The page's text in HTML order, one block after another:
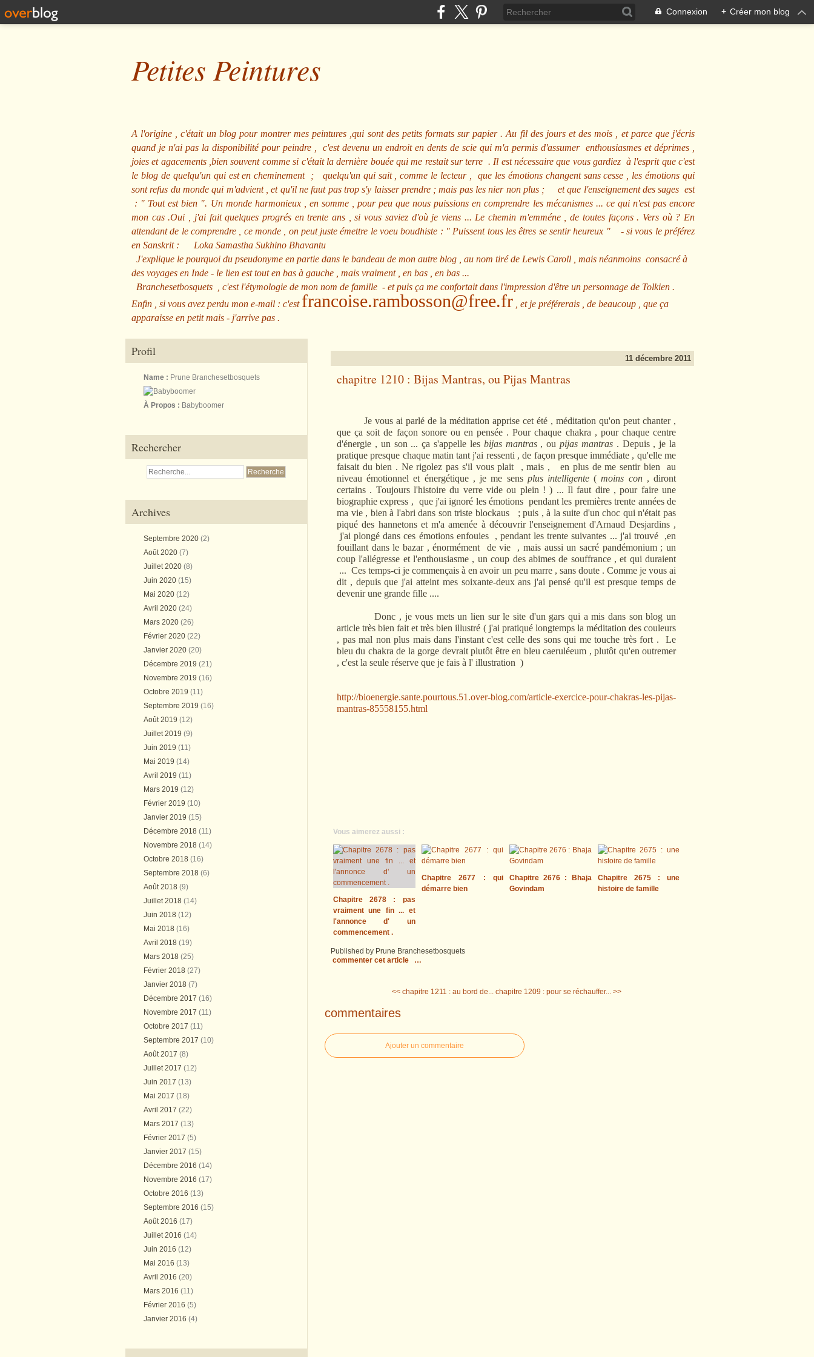
Connexion + Créer mon blog
Petites Peintures
A l'origine , c'était un blog pour montrer mes peintures ,qui sont des petits formats sur papier . Au fil des jours et des mois , et parce que j'écris
quand je n'ai pas la disponibilité pour peindre , c'est devenu un endroit en dents de scie qui m'a permis d'assumer enthousiasmes et déprimes ,
joies et agacements ,bien souvent comme si c'était la dernière bouée qui me restait sur terre . Il est nécessaire que vous gardiez à l'esprit que c'est
le blog de quelqu'un qui est en cheminement ; quelqu'un qui sait , comme le lecteur , que les émotions changent sans cesse , les émotions qui
sont refus du monde qui m'advient , et qu'il ne faut pas trop s'y laisser prendre ; mais pas les nier non plus ; et que l'enseignement des sages est
: " Tout est bien ". Un monde harmonieux , en somme , pour peu que nous puissions en comprendre les mécanismes ... ce qui n'est pas encore
mon cas .Oui , j'ai fait quelques progrés en trente ans , si vous saviez d'où je viens ... Le chemin m'emméne , de toutes façons . Vers où ? En
attendant de le comprendre , ce monde , on peut juste émettre le voeu boudhiste : " Puissent tous les êtres se sentir heureux " - si vous le préférez
en Sanskrit : Loka Samastha Sukhino Bhavantu
J'explique le pourquoi du pseudonyme en partie dans le bandeau de mon autre blog , au nom tiré de Lewis Caroll , mais néanmoins consacré à
des voyages en Inde - le lien est tout en bas à gauche , mais vraiment , en bas , en bas ...
Branchesetbosquets
, c'est l'étymologie de mon nom de famille - et puis ça me confortait dans l'impression d'être un personnage de Tolkien .
Enfin , si vous avez perdu mon e-mail : c'est francoise.rambosson@free.fr , et je préférerais , de beaucoup , que ça
apparaisse en petit mais - j'arrive pas .
Profil
Name : Prune Branchesetbosquets
À Propos : Babyboomer
Rechercher
Archives
Septembre 2020 (2)
Août 2020 (7)
Juillet 2020 (8)
Juin 2020 (15)
Mai 2020 (12)
Avril 2020 (24)
Mars 2020 (26)
Février 2020 (22)
Janvier 2020 (20)
Décembre 2019 (21)
Novembre 2019 (16)
Octobre 2019 (11)
Septembre 2019 (16)
Août 2019 (12)
Juillet 2019 (9)
Juin 2019 (11)
Mai 2019 (14)
Avril 2019 (11)
Mars 2019 (12)
Février 2019 (10)
Janvier 2019 (15)
Décembre 2018 (11)
Novembre 2018 (14)
Octobre 2018 (16)
Septembre 2018 (6)
Août 2018 (9)
Juillet 2018 (14)
Juin 2018 (12)
Mai 2018 (16)
Avril 2018 (19)
Mars 2018 (25)
Février 2018 (27)
Janvier 2018 (7)
Décembre 2017 (16)
Novembre 2017 (11)
Octobre 2017 (11)
Septembre 2017 (10)
Août 2017 (8)
Juillet 2017 (12)
Juin 2017 (13)
Mai 2017 (18)
Avril 2017 (22)
Mars 2017 (13)
Février 2017 (5)
Janvier 2017 (15)
Décembre 2016 (14)
Novembre 2016 (17)
Octobre 2016 (13)
Septembre 2016 (15)
Août 2016 (17)
Juillet 2016 (14)
Juin 2016 (12)
Mai 2016 (13)
Avril 2016 (20)
Mars 2016 (11)
Février 2016 (5)
Janvier 2016 (4)
11 décembre 2011
chapitre 1210 : Bijas Mantras, ou Pijas Mantras
Je vous ai parlé de la méditation apprise cet été , méditation qu'on peut chanter ,
que ça soit de façon sonore ou en pensée . Pour chaque chakra , pour chaque centre
d'énergie , un son ... ça s'appelle les bijas mantras, oupijas mantras. Depuis , je la
pratique presque chaque matin tant j'ai ressenti , de façon presque immédiate , qu'elle me
faisait du bien . Ne rigolez pas s'il vous plait , mais , en plus de me sentir bien au
niveau émotionnel et énergétique , je me sens plus intelligente(moins con, diront
certains . Toujours l'histoire du verre vide ou plein ! ) ... Il faut dire , pour faire une
biographie express , que j'ai ignoré les émotions pendant les premières trente années de
ma vie , bien à l'abri dans son triste blockaus ; puis , à la suite d'un choc qui n'était pas
piqué des hannetons et m'a amenée à découvrir l'enseignement d'Arnaud Desjardins ,
j'ai plongé dans ces émotions enfouies , pendant les trente suivantes ... j'ai trouvé ,en
fouillant dans le bazar , énormément de vie , mais aussi un sacré pandémonium ; un
coup l'allégresse et l'enthousiasme , un coup des abimes de souffrance , et qui duraient
... Ces temps-ci je commençais à en avoir un peu marre , sans doute . Comme je vous ai
dit , depuis que j'ai atteint mes soixante-deux ans j'ai pensé qu'il est presque temps de
devenir une grande fille ....
Donc , je vous mets un lien sur le site d'un gars qui a mis dans son blog un
article très bien fait et très bien illustré ( j'ai pratiqué longtemps la méditation des couleurs
, pas mal non plus mais dans l'instant c'est celle des sons qui me touche très fort . Le
bleu du chakra de la gorge devrait plutôt être en bleu caeruléeum , plutôt qu'en outremer
, c'est la seule réserve que je fais à l' illustration )
http://bioenergie.sante.pourtous.51.over-blog.com/article-exercice-pour-chakras-les-pijas-
mantras-85558155.html
Vous aimerez aussi :
Chapitre 2678 : pas
vraiment une fin ... et
l'annonce d' un
commencement .
Chapitre 2677 : qui
démarre bien
Chapitre 2676 : Bhaja
Govindam
Chapitre 2675 : une
histoire de famille
Published by Prune Branchesetbosquets
commenter cet article
…
<< chapitre 1211 : au bord de... chapitre 1209 : pour se réchauffer... >>
commentaires
Ajouter un commentaire